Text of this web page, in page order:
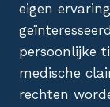
eigen
persoonlijke
medische
rechten